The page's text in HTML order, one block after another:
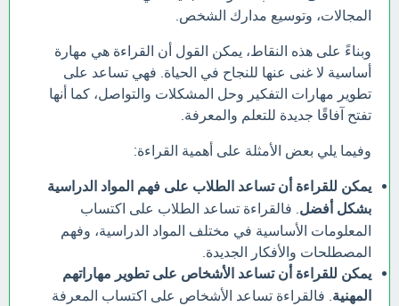
المجالات، وتوسيع مدارك الشخص.
وبناءً على هذه النقاط، يمكن القول أن القراءة هي مهارة
أساسية لا غنى عنها للنجاح في الحياة. فهي تساعد على
تطوير مهارات التفكير وحل المشكلات والتواصل، كما أنها
تفتح آفاقًا جديدة للتعلم والمعرفة.
وفيما يلي بعض الأمثلة على أهمية القراءة:
يمكن للقراءة أن تساعد الطلاب على فهم المواد الدراسية
بشكل أفضل . فالقراءة تساعد الطلاب على اكتساب
المعلومات الأساسية في مختلف المواد الدراسية، وفهم
المصطلحات والأفكار الجديدة.
يمكن للقراءة أن تساعد الأشخاص على تطوير مهاراتهم
المهنية . فالقراءة تساعد الأشخاص على اكتساب المعرفة